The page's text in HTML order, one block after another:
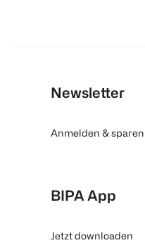
Newsletter
Anmelden & sparen
BIPA App
Jetzt downloaden